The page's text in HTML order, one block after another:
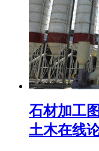
石材加工
土木在线